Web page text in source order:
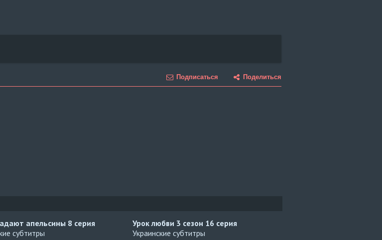
Подписаться Поделиться
апельсины 8 серия
субтитры
Урок любви 3 сезон 16 серия
Украинские субтитры